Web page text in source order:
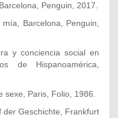
Penguin, 2017.
Barcelona, Penguin,
y conciencia social en
de Hispanoamérica,
sexe, Paris, Folio, 1986.
der Geschichte, Frankfurt